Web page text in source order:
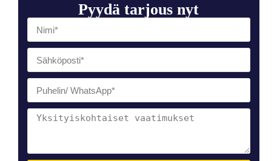
Pyydä tarjous nyt